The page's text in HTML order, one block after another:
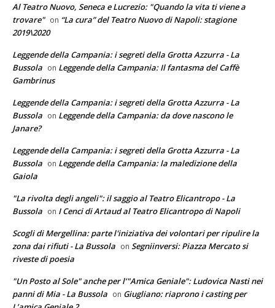
Al Teatro Nuovo, Seneca e Lucrezio: "Quando la vita ti viene a
trovare" on “La cura” del Teatro Nuovo di Napoli: stagione
2019\2020
Leggende della Campania: i segreti della Grotta Azzurra - La
Bussola on Leggende della Campania: Il fantasma del Caffè
Gambrinus
Leggende della Campania: i segreti della Grotta Azzurra - La
Bussola on Leggende della Campania: da dove nascono le
Janare?
Leggende della Campania: i segreti della Grotta Azzurra - La
Bussola on Leggende della Campania: la maledizione della
Gaiola
"La rivolta degli angeli": il saggio al Teatro Elicantropo - La
Bussola on I Cenci di Artaud al Teatro Elicantropo di Napoli
Scogli di Mergellina: parte l'iniziativa dei volontari per ripulire la
zona dai rifiuti - La Bussola on Segniinversi: Piazza Mercato si
riveste di poesia
"Un Posto al Sole" anche per l’"Amica Geniale": Ludovica Nasti nei
panni di Mia - La Bussola on Giugliano: riaprono i casting per